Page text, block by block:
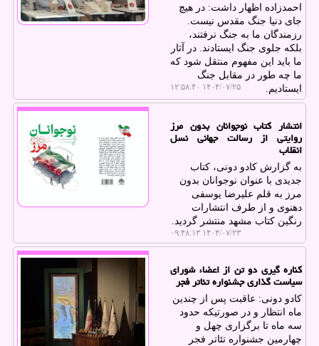
احمدزاده اظهار داشت: در هیچ
جای دنیا جنگ مقدس نیست.
رزمندگان ما به جنگ نرفتند،
بلکه جلوی جنگ ایستادند. در آثار
ما باید این مفهوم منتقل شود که
ما چه طور در مقابل جنگ
ایستادیم.
۱۴۰۴/۰۷/۲۵ ۱۲:۵۸:۴۰
انتشار کتاب نوجوانان بدون مرز
روایتی از رسالت جهانی نسل
انقلاب
به گزارش کادو دونی، کتاب
جدیدی با عنوان نوجوانان بدون
مرز به قلم علیرضا یوسفی
دهنوی و از طرف انتشارات
رنگین کتاب مشهد منتشر گردید.
۱۴۰۴/۰۷/۲۳ ۰۹:۴۸:۱۳
کناره گیری دو تن از اعضاء شورای
سیاست گذاری جشنواره تئاتر فجر
کادو دونی: عاقبت پس از چندین
ماه انتظار و در صورتیکه حدود
سه ماه تا برگزاری چهل و
چهارمین جشنواره تئاتر فجر